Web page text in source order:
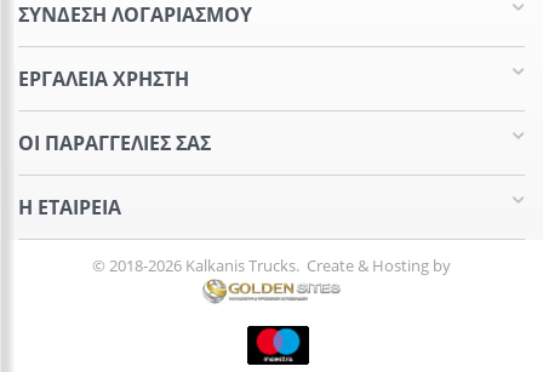
ΣΥΝΔΕΣΗ ΛΟΓΑΡΙΑΣΜΟΥ​
ΕΡΓΑΛΕΊΑ ΧΡΉΣΤΗ
ΟΙ ΠΑΡΑΓΓΕΛΊΕΣ​ ΣΑΣ
Η ΕΤΑΙΡΕΊΑ​
© 2018-2026 Kalkanis Trucks. Create & Hosting by